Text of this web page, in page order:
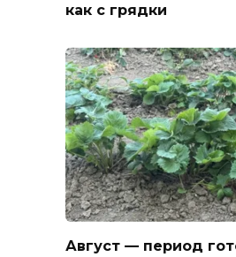
как с грядки
Август — период